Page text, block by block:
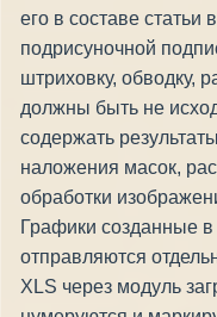
его в составе статьи
подрисуночной
штриховку, обводку,
должны быть не
содержать
наложения масок,
обработки
Графики созданные в
отправляются
XLS через модуль